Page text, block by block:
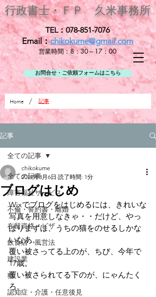
行政書士・ＦＰ久米事務所
TEL：078-851-7076
Email：chikokume@gmail.com
営業時間：8：30～17：00
お問合せ・ご依頼フォームはこちら
Home / 記事
記事
全ての記事
障害福祉サービス
不倫・誓約書・離婚
在留資格・ビザ
飲食店・風営法
建設業
猫
認知症・介護・任意後見
全ての記事
ブログはじめ
chikokume
2019年3月6日 読了時間: 1分
Wixでブログをはじめるには、きれいな
写真を用意しなきゃ・・だけど、やっ
ぱりまずは、うちの猫をのせるしかな
いなあ。
覆い被さってる上のが、ちび、今年で
17歳。
覆い被さられてる下のが、にゃんたく
ろ。